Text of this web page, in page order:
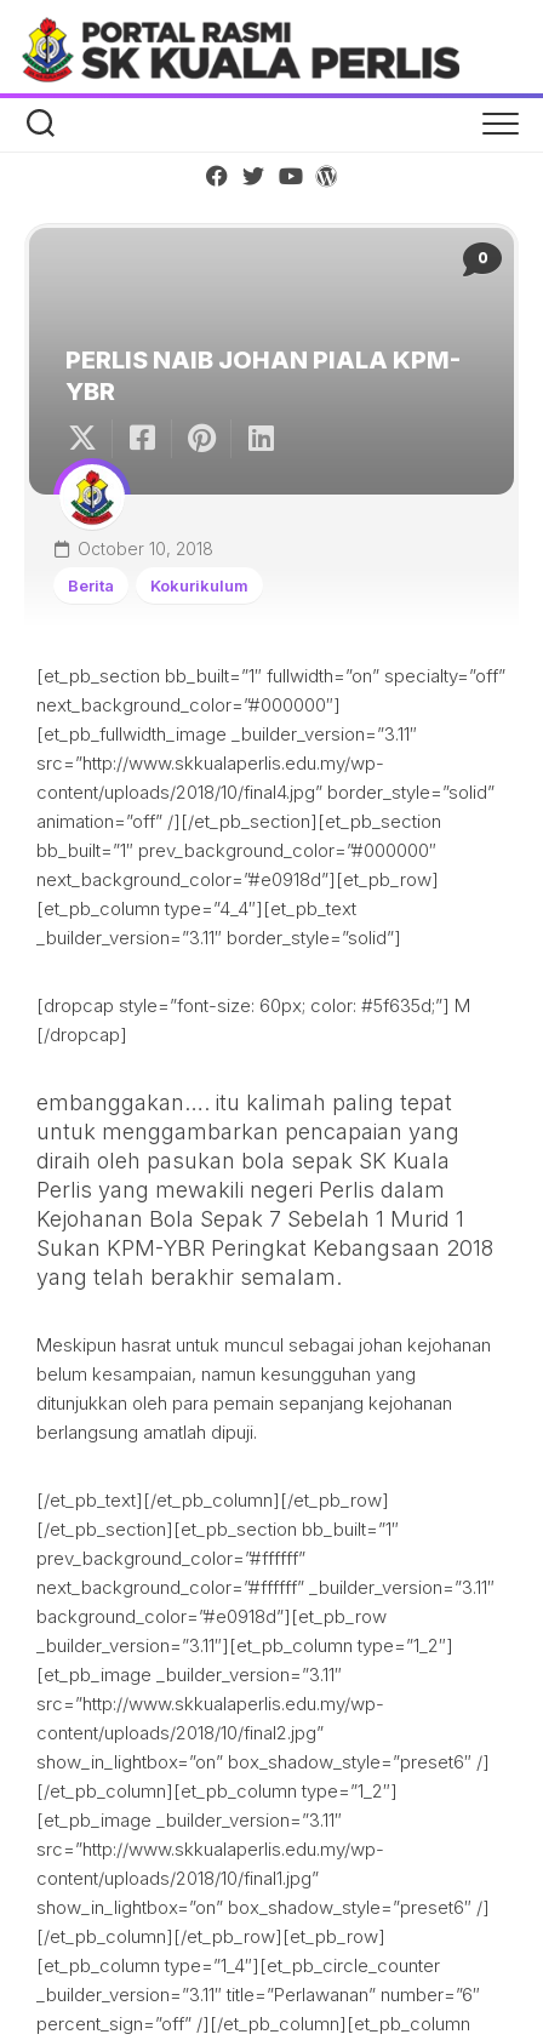
content
0
PERLIS NAIB JOHAN PIALA KPM-
YBR
October 10, 2018
Berita Kokurikulum
[et_pb_section bb_built=”1″ fullwidth=”on” specialty=”off”
next_background_color=”#000000″]
[et_pb_fullwidth_image _builder_version=”3.11″
src=”http://www.skkualaperlis.edu.my/wp-
content/uploads/2018/10/final4.jpg” border_style=”solid”
animation=”off” /][/et_pb_section][et_pb_section
bb_built=”1″ prev_background_color=”#000000″
next_background_color=”#e0918d”][et_pb_row]
[et_pb_column type=”4_4″][et_pb_text
_builder_version=”3.11″ border_style=”solid”]
[dropcap style=”font-size: 60px; color: #5f635d;”] M
[/dropcap]
embanggakan…. itu kalimah paling tepat
untuk menggambarkan pencapaian yang
diraih oleh pasukan bola sepak SK Kuala
Perlis yang mewakili negeri Perlis dalam
Kejohanan Bola Sepak 7 Sebelah 1 Murid 1
Sukan KPM-YBR Peringkat Kebangsaan 2018
yang telah berakhir semalam.
Meskipun hasrat untuk muncul sebagai johan kejohanan
belum kesampaian, namun kesungguhan yang
ditunjukkan oleh para pemain sepanjang kejohanan
berlangsung amatlah dipuji.
[/et_pb_text][/et_pb_column][/et_pb_row]
[/et_pb_section][et_pb_section bb_built=”1″
prev_background_color=”#ffffff”
next_background_color=”#ffffff” _builder_version=”3.11″
background_color=”#e0918d”][et_pb_row
_builder_version=”3.11″][et_pb_column type=”1_2″]
[et_pb_image _builder_version=”3.11″
src=”http://www.skkualaperlis.edu.my/wp-
content/uploads/2018/10/final2.jpg”
show_in_lightbox=”on” box_shadow_style=”preset6″ /]
[/et_pb_column][et_pb_column type=”1_2″]
[et_pb_image _builder_version=”3.11″
src=”http://www.skkualaperlis.edu.my/wp-
content/uploads/2018/10/final1.jpg”
show_in_lightbox=”on” box_shadow_style=”preset6″ /]
[/et_pb_column][/et_pb_row][et_pb_row]
[et_pb_column type=”1_4″][et_pb_circle_counter
_builder_version=”3.11″ title=”Perlawanan” number=”6″
percent_sign=”off” /][/et_pb_column][et_pb_column